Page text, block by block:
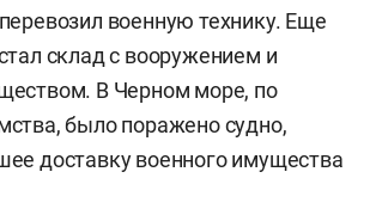
военную технику. Еще
склад с вооружением и
В Черном море, по
было поражено судно,
доставку военного имущества